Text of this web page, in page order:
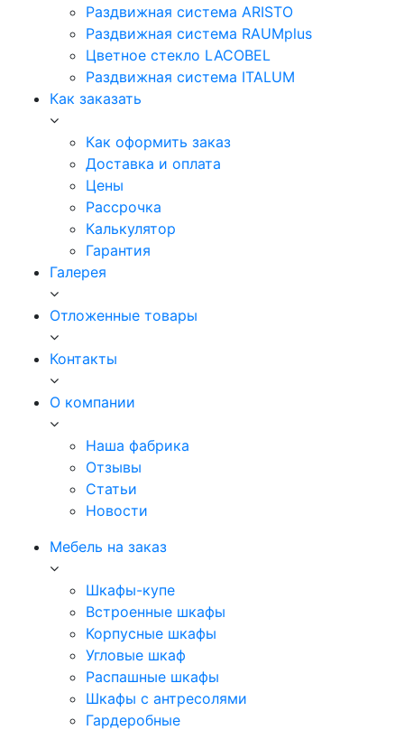
Раздвижная система ARISTO
Раздвижная система RAUMplus
Цветное стекло LACOBEL
Раздвижная система ITALUM
Как заказать
Как оформить заказ
Доставка и оплата
Цены
Рассрочка
Калькулятор
Гарантия
Галерея
Отложенные товары
Контакты
О компании
Наша фабрика
Отзывы
Статьи
Новости
Мебель на заказ
Шкафы-купе
Встроенные шкафы
Корпусные шкафы
Угловые шкаф
Распашные шкафы
Шкафы с антресолями
Гардеробные